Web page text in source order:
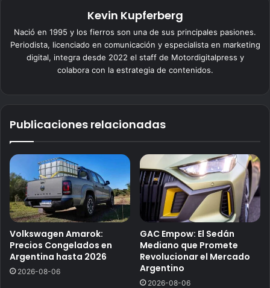
Kevin Kupferberg
Nació en 1995 y los fierros son una de sus principales pasiones.
Periodista, licenciado en comunicación y especialista en marketing
digital, integra desde 2022 el staff de Motordigitalpress y
colabora con la estrategia de contenidos.
Publicaciones relacionadas
Volkswagen Amarok:
Precios Congelados en
Argentina hasta 2026
2026-08-06
GAC Empow: El Sedán
Mediano que Promete
Revolucionar el Mercado
Argentino
2026-08-06